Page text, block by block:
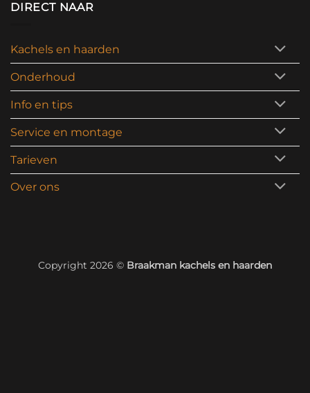
DIRECT NAAR
Kachels en haarden
Onderhoud
Info en tips
Service en montage
Tarieven
Over ons
Copyright 2026 © Braakman kachels en haarden